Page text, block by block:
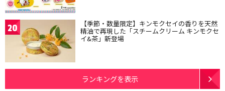
20 【季節・数量限定】キンモクセイの香りを天然
精油で再現した「スチームクリーム キンモクセ
イ&茶」新登場
ランキングを表示